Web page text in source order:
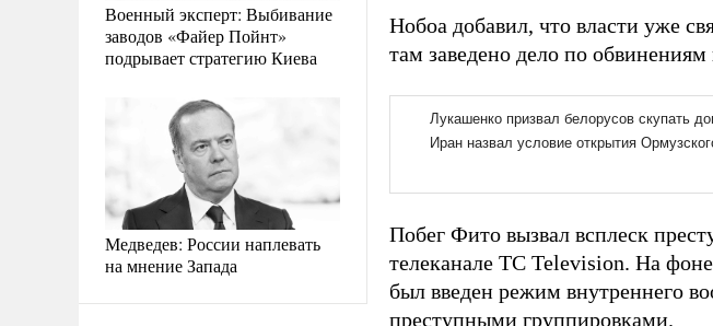
Военный эксперт: Выбивание
заводов «Файер Пойнт»
подрывает стратегию Киева
Медведев: России наплевать
на мнение Запада
Нобоа добавил, что власти уже
там заведено дело по
Побег Фито вызвал всплеск
телеканале TC Television. На
был введен режим внутреннего
преступными группировками.